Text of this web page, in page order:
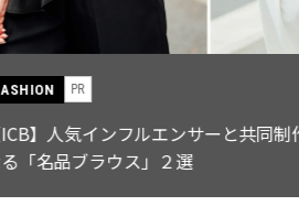
ンサーと共同制作! 週5で着たく
選